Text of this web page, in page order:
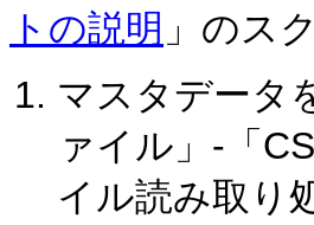
トの説明 」のス
マスタデータ
ァイル」-「
イル読み取り